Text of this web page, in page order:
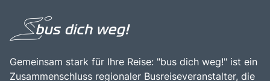
Gemeinsam stark für Ihre Reise: "bus dich weg!" ist ein
Zusammenschluss regionaler Busreiseveranstalter, die